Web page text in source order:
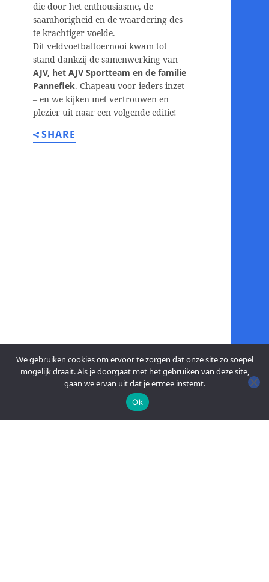
die door het enthousiasme, de
saamhorigheid en de waardering des
te krachtiger voelde.
Dit veldvoetbaltoernooi kwam tot
stand dankzij de samenwerking van
AJV, het AJV Sportteam en de familie
Panneflek. Chapeau voor ieders inzet
– en we kijken met vertrouwen en
plezier uit naar een volgende editie!
SHARE
We gebruiken cookies om ervoor te zorgen dat onze site zo soepel
mogelijk draait. Als je doorgaat met het gebruiken van deze site,
gaan we ervan uit dat je ermee instemt.
Ok